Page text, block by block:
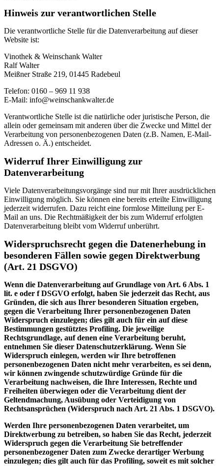
Hinweis zur verantwortlichen Stelle
Die verantwortliche Stelle für die Datenverarbeitung auf dieser
Website ist:
Vinothek & Weinschank Walter
Ralf Walter
Meißner Straße 219, 01445 Radebeul
Telefon: 0160 – 969 11 938
E-Mail: info@weinschankwalter.de
Verantwortliche Stelle ist die natürliche oder juristische Person, die
allein oder gemeinsam mit anderen über die Zwecke und Mittel der
Verarbeitung von personenbezogenen Daten (z.B. Namen, E-Mail-
Adressen o. Ä.) entscheidet.
Widerruf Ihrer Einwilligung zur
Datenverarbeitung
Viele Datenverarbeitungsvorgänge sind nur mit Ihrer ausdrücklichen
Einwilligung möglich. Sie können eine bereits erteilte Einwilligung
jederzeit widerrufen. Dazu reicht eine formlose Mitteilung per E-
Mail an uns. Die Rechtmäßigkeit der bis zum Widerruf erfolgten
Datenverarbeitung bleibt vom Widerruf unberührt.
Widerspruchsrecht gegen die Datenerhebung in
besonderen Fällen sowie gegen Direktwerbung
(Art. 21 DSGVO)
Wenn die Datenverarbeitung auf Grundlage von Art. 6 Abs. 1
lit. e oder f DSGVO erfolgt, haben Sie jederzeit das Recht, aus
Gründen, die sich aus Ihrer besonderen Situation ergeben,
gegen die Verarbeitung Ihrer personenbezogenen Daten
Widerspruch einzulegen; dies gilt auch für ein auf diese
Bestimmungen gestütztes Profiling. Die jeweilige
Rechtsgrundlage, auf denen eine Verarbeitung beruht,
entnehmen Sie dieser Datenschutzerklärung. Wenn Sie
Widerspruch einlegen, werden wir Ihre betroffenen
personenbezogenen Daten nicht mehr verarbeiten, es sei denn,
wir können zwingende schutzwürdige Gründe für die
Verarbeitung nachweisen, die Ihre Interessen, Rechte und
Freiheiten überwiegen oder die Verarbeitung dient der
Geltendmachung, Ausübung oder Verteidigung von
Rechtsansprüchen (Widerspruch nach Art. 21 Abs. 1 DSGVO).
Werden Ihre personenbezogenen Daten verarbeitet, um
Direktwerbung zu betreiben, so haben Sie das Recht, jederzeit
Widerspruch gegen die Verarbeitung Sie betreffender
personenbezogener Daten zum Zwecke derartiger Werbung
einzulegen; dies gilt auch für das Profiling, soweit es mit solcher